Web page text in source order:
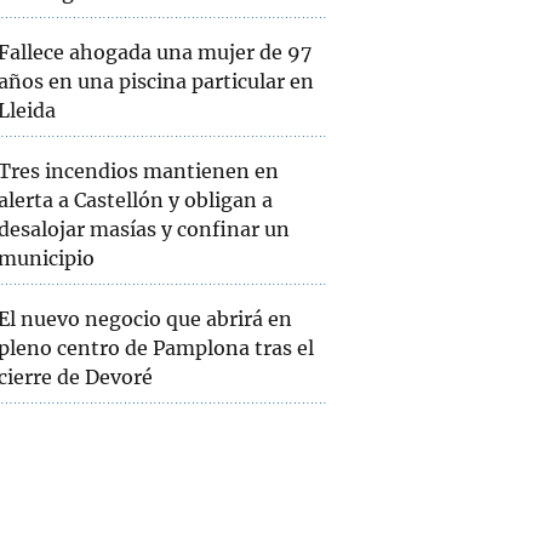
ahogada una mujer de 97
en una piscina particular en
incendios mantienen en
a Castellón y obligan a
masías y confinar un
nuevo negocio que abrirá en
centro de Pamplona tras el
de Devoré